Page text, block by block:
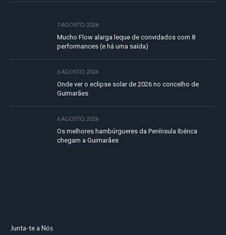
7 AGOSTO, 2026
Mucho Flow alarga leque de convidados com 8
performances (e há uma saída)
6 AGOSTO, 2026
Onde ver o eclipse solar de 2026 no concelho de
Guimarães
6 AGOSTO, 2026
Os melhores hambúrgueres da Península Ibérica
chegam a Guimarães
Junta-te a Nós